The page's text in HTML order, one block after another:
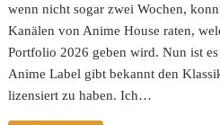
wenn nicht sogar zwei Wochen,
Kanälen von Anime House raten,
Portfolio 2026 geben wird. Nun ist
Anime Label gibt bekannt den
lizensiert zu haben. Ich…